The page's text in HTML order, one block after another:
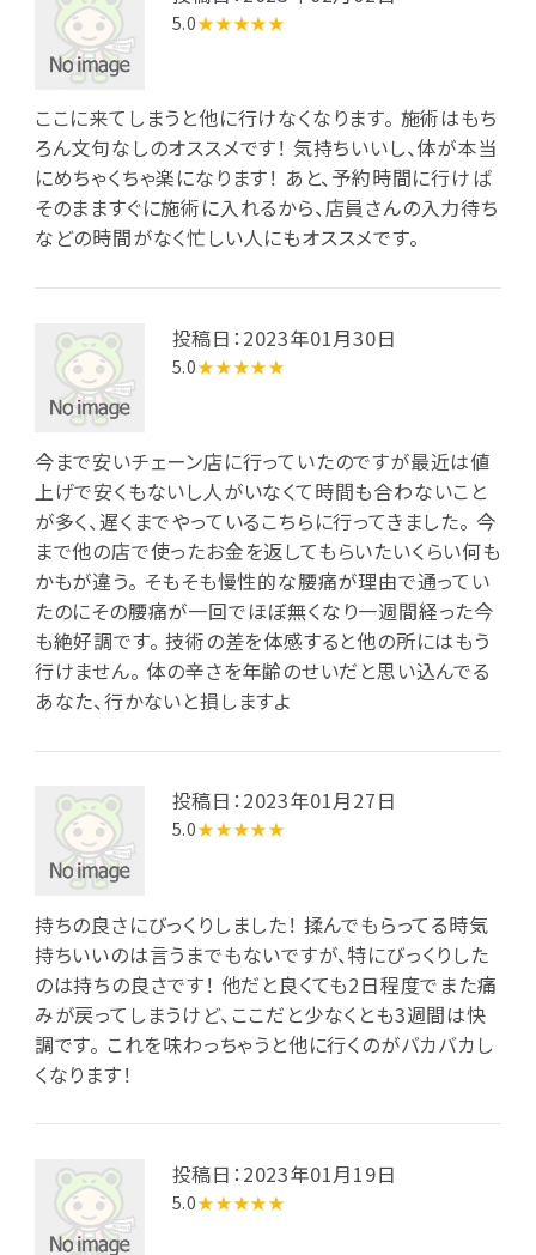
5.0★★★★★
ここに来てしまうと他に行けなくなります。 施術はもち
ろん文句なしのオススメです！ 気持ちいいし、体が本当
にめちゃくちゃ楽になります！ あと、予約時間に行けば
そのまますぐに施術に入れるから、店員さんの入力待ち
などの時間がなく忙しい人にもオススメです。
投稿日：2023年01月30日
5.0★★★★★
今まで安いチェーン店に行っていたのですが最近は値
上げで安くもないし人がいなくて時間も合わないこと
が多く、遅くまでやっているこちらに行ってきました。 今
まで他の店で使ったお金を返してもらいたいくらい何も
かもが違う。 そもそも慢性的な腰痛が理由で通ってい
たのにその腰痛が一回でほぼ無くなり一週間経った今
も絶好調です。 技術の差を体感すると他の所にはもう
行けません。 体の辛さを年齢のせいだと思い込んでる
あなた、行かないと損しますよ
投稿日：2023年01月27日
5.0★★★★★
持ちの良さにびっくりしました！ 揉んでもらってる時気
持ちいいのは言うまでもないですが、特にびっくりした
のは持ちの良さです！ 他だと良くても2日程度でまた痛
みが戻ってしまうけど、ここだと少なくとも3週間は快
調です。 これを味わっちゃうと他に行くのがバカバカし
くなります！
投稿日：2023年01月19日
5.0★★★★★